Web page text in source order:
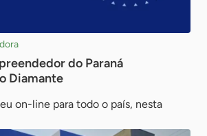
do Paraná
Diamante
on-line para todo o país, nesta